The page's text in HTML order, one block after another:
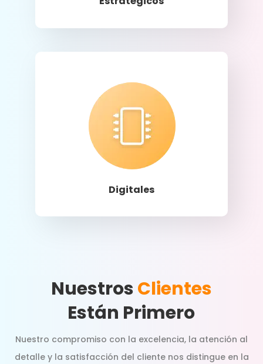
Digitales
Llamar
NuestrosClientes
Están Primero
Nuestro compromiso con la excelencia, la atención al
detalle y la satisfacción del cliente nos distingue en la